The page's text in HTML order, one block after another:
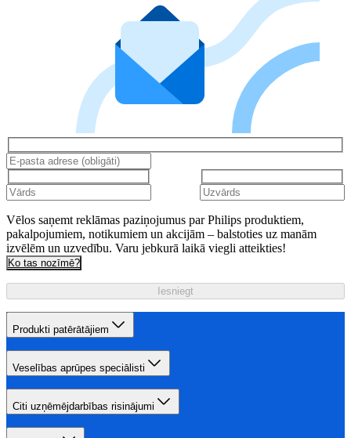
Vēlos saņemt reklāmas paziņojumus par Philips produktiem,
pakalpojumiem, notikumiem un akcijām – balstoties uz manām
izvēlēm un uzvedību. Varu jebkurā laikā viegli atteikties!
Ko tas nozīmē?
Iesniegt
Produkti patērātājiem
Veselības aprūpes speciālisti
Citi uzņēmējdarbības risinājumi